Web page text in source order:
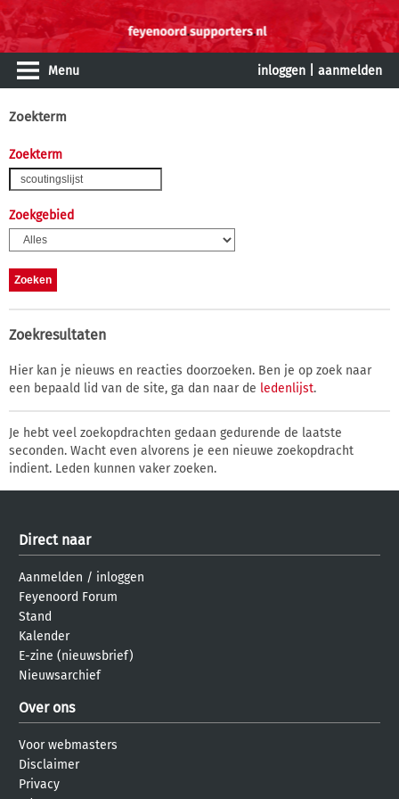
Menu inloggen aanmelden
Zoekterm
Zoekterm
Zoekgebied
Zoekresultaten
Hier kan je nieuws en reacties doorzoeken. Ben je op zoek naar
een bepaald lid van de site, ga dan naar de ledenlijst.
Je hebt veel zoekopdrachten gedaan gedurende de laatste
seconden. Wacht even alvorens je een nieuwe zoekopdracht
indient. Leden kunnen vaker zoeken.
Direct naar
Aanmelden / inloggen
Feyenoord Forum
Stand
Kalender
E-zine (nieuwsbrief)
Nieuwsarchief
Over ons
Voor webmasters
Disclaimer
Privacy